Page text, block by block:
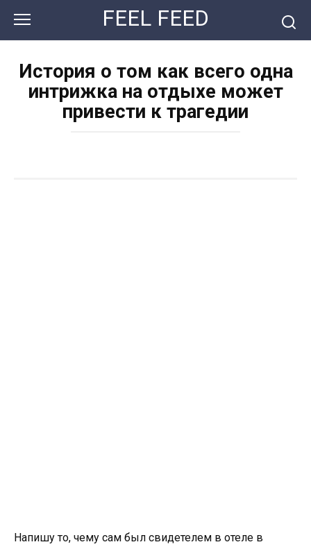
контенту
FEEL FEED
История о том как всего одна
интрижка на отдыхе может
привести к трагедии
Напишу то, чему сам был свидетелем в отеле в